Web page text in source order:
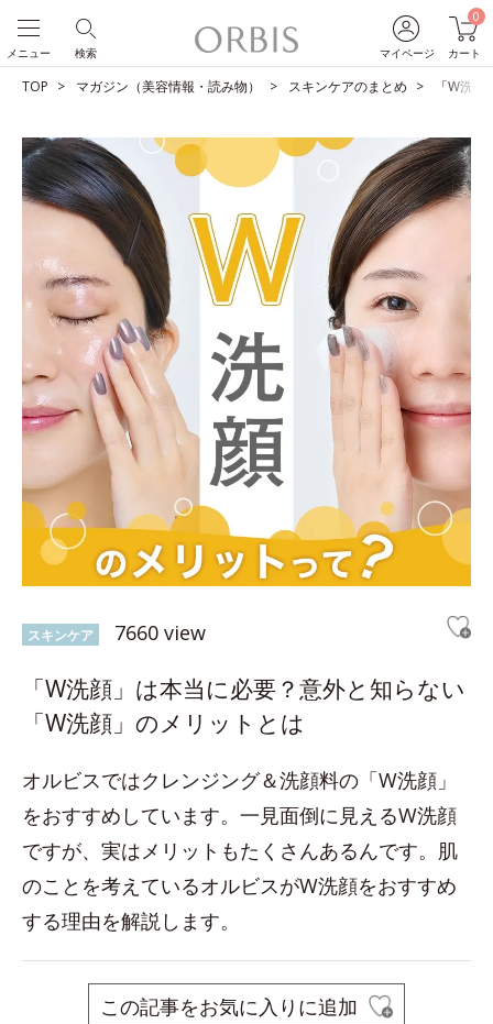
マイページ
0
カート
検索
メニュー
TOP マガジン（美容情報・読み物） スキンケアのまとめ 「W洗
スキンケア 7660 view
「W洗顔」は本当に必要？意外と知らない
「W洗顔」のメリットとは
オルビスではクレンジング＆洗顔料の「W洗顔」
をおすすめしています。一見面倒に見えるW洗顔
ですが、実はメリットもたくさんあるんです。肌
のことを考えているオルビスがW洗顔をおすすめ
する理由を解説します。
この記事をお気に入りに追加